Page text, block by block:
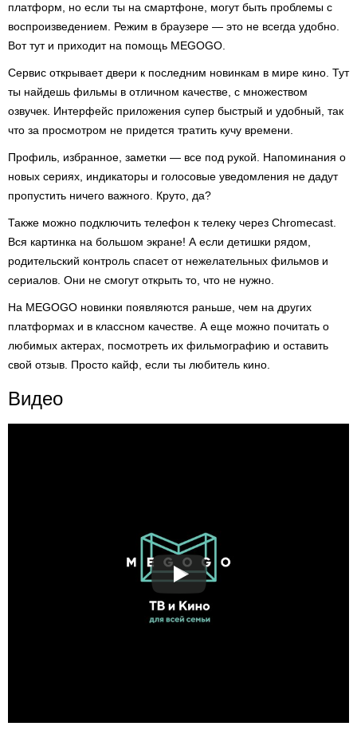
платформ, но если ты на смартфоне, могут быть проблемы с
воспроизведением. Режим в браузере — это не всегда удобно.
Вот тут и приходит на помощь MEGOGO.
Сервис открывает двери к последним новинкам в мире кино. Тут
ты найдешь фильмы в отличном качестве, с множеством
озвучек. Интерфейс приложения супер быстрый и удобный, так
что за просмотром не придется тратить кучу времени.
Профиль, избранное, заметки — все под рукой. Напоминания о
новых сериях, индикаторы и голосовые уведомления не дадут
пропустить ничего важного. Круто, да?
Также можно подключить телефон к телеку через Chromecast.
Вся картинка на большом экране! А если детишки рядом,
родительский контроль спасет от нежелательных фильмов и
сериалов. Они не смогут открыть то, что не нужно.
На MEGOGO новинки появляются раньше, чем на других
платформах и в классном качестве. А еще можно почитать о
любимых актерах, посмотреть их фильмографию и оставить
свой отзыв. Просто кайф, если ты любитель кино.
Видео